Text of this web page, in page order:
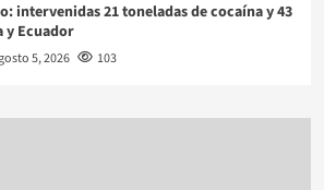
intervenidas 21 toneladas de cocaína y 43
y Ecuador
5, 2026 103